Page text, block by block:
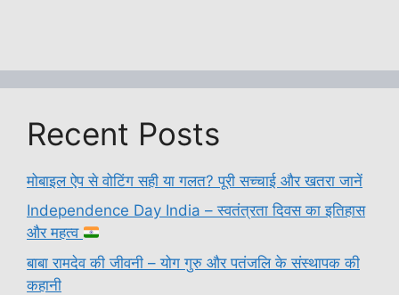
Recent Posts
मोबाइल ऐप से वोटिंग सही या गलत? पूरी सच्चाई और खतरा जानें
Independence Day India – स्वतंत्रता दिवस का इतिहास
और महत्व
बाबा रामदेव की जीवनी – योग गुरु और पतंजलि के संस्थापक की
कहानी